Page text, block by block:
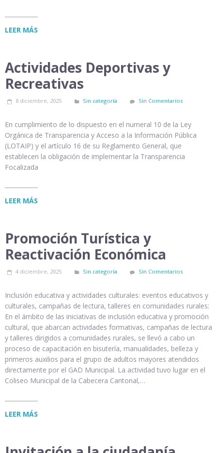
LEER MÁS
Actividades Deportivas y
Recreativas
8 diciembre, 2025 Sin categoría Sin Comentarios
En cumplimiento de lo dispuesto en el numeral 10 de la Ley
Orgánica de Transparencia y Acceso a la Información Pública
(LOTAIP) y el artículo 16 de su Reglamento General, que
establecen la obligación de implementar la Transparencia
Focalizada
LEER MÁS
Promoción Turística y
Reactivación Económica
4 diciembre, 2025 Sin categoría Sin Comentarios
Inclusión educativa y actividades culturales: eventos educativos y
culturales, campañas de lectura, talleres en comunidades rurales:
En el ámbito de las iniciativas de inclusión educativa y promoción
cultural, que abarcan actividades formativas, campañas de lectura
y talleres dirigidos a comunidades rurales, se llevó a cabo un
proceso de capacitación en bisutería, manualidades, belleza y
primeros auxilios para el grupo de adultos mayores atendidos
directamente por el GAD Municipal. La actividad tuvo lugar en el
Coliseo Municipal de la Cabecera Cantonal,…
LEER MÁS